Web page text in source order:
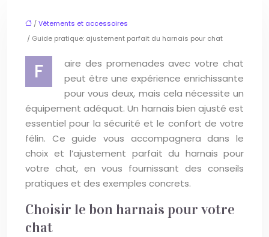
/Vêtements et accessoires
/ Guide pratique: ajustement parfait du harnais pour chat
F
aire des promenades avec votre chat
peut être une expérience enrichissante
pour vous deux, mais cela nécessite un
équipement adéquat. Un harnais bien ajusté est
essentiel pour la sécurité et le confort de votre
félin. Ce guide vous accompagnera dans le
choix et l’ajustement parfait du harnais pour
votre chat, en vous fournissant des conseils
pratiques et des exemples concrets.
Choisir le bon harnais pour votre
chat